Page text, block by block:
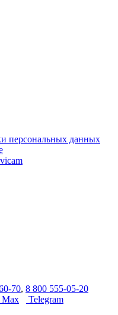
персональных данных
70, 8 800 555-05-20
Max
Telegram